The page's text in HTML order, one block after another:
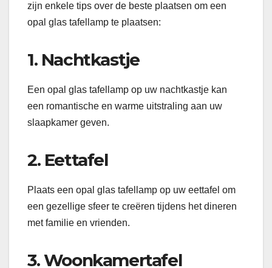
zijn enkele tips over de beste plaatsen om een
opal glas tafellamp te plaatsen:
1. Nachtkastje
Een opal glas tafellamp op uw nachtkastje kan
een romantische en warme uitstraling aan uw
slaapkamer geven.
2. Eettafel
Plaats een opal glas tafellamp op uw eettafel om
een gezellige sfeer te creëren tijdens het dineren
met familie en vrienden.
3. Woonkamertafel